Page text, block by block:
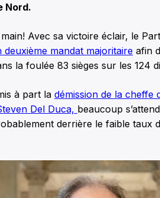
Nord.
Avec sa victoire éclair, le
mandat majoritaire afin
la foulée 83 sièges sur les 124
à part la démission de la cheffe
Del Duca, beaucoup
derrière le faible taux